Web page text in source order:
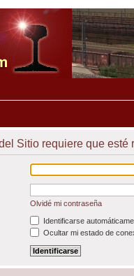
Sitio requiere que
Olvidé mi contraseña
Identificarse
Ocultar mi estado de